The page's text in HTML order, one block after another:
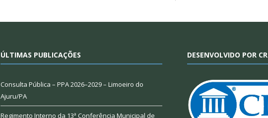
ÚLTIMAS PUBLICAÇÕES
Consulta Pública – PPA 2026–2029 – Limoeiro do
Ajuru/PA
Regimento Interno da 13ª Conferência Municipal de
DESENVOLVIDO POR